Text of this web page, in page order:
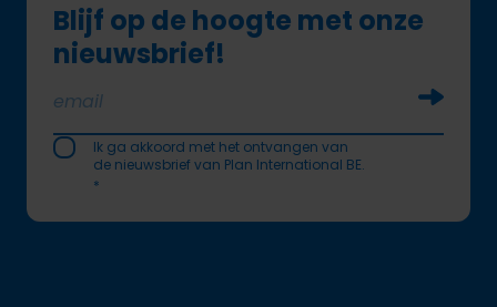
Blijf op de hoogte met onze
nieuwsbrief!
Ik ga akkoord met het ontvangen van
de nieuwsbrief van Plan International BE.
*